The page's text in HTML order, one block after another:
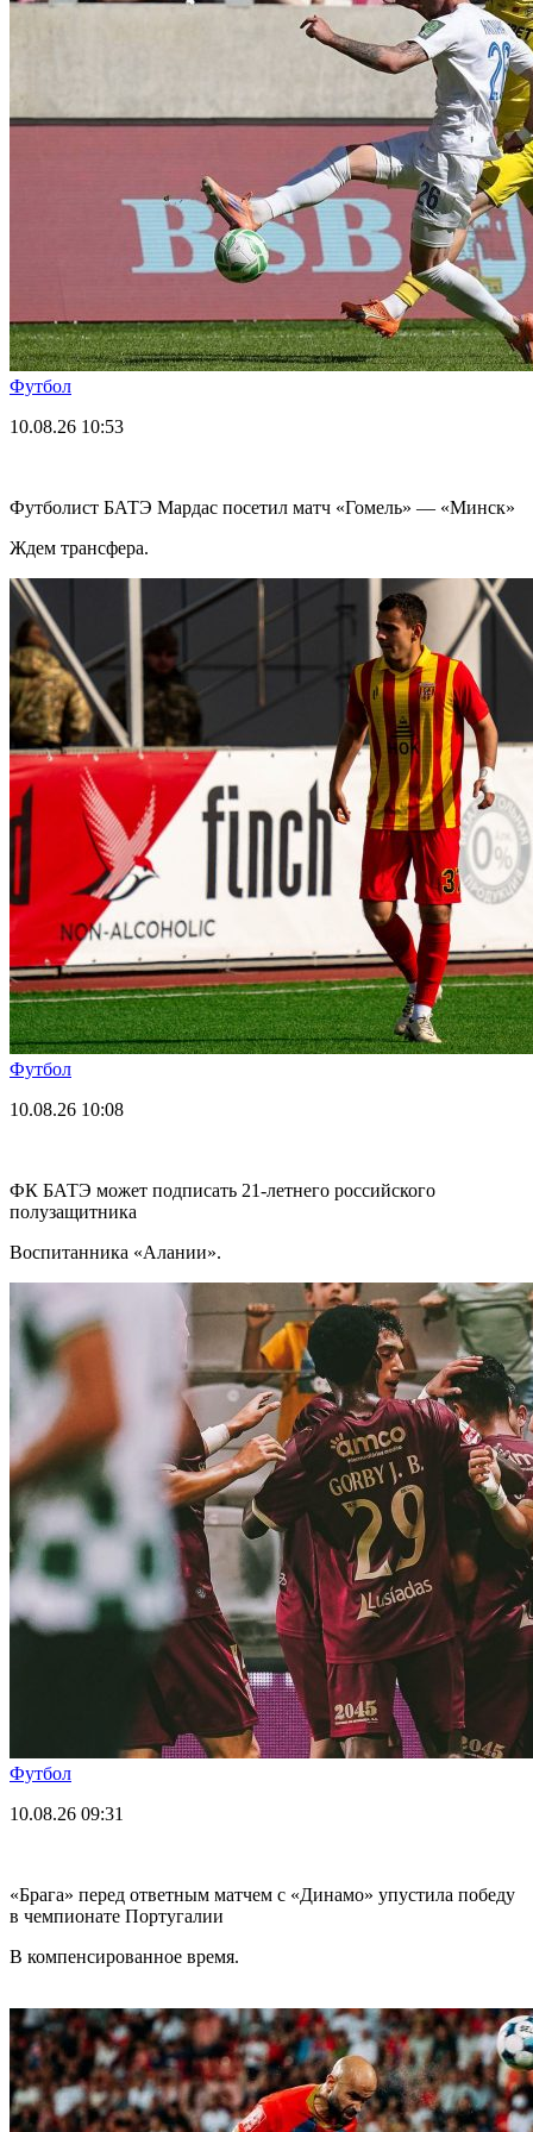
Футбол
10.08.26 10:53
Футболист БАТЭ Мардас посетил матч «Гомель» — «Минск»
Ждем трансфера.
Футбол
10.08.26 10:08
ФК БАТЭ может подписать 21-летнего российского
полузащитника
Воспитанника «Алании».
Футбол
10.08.26 09:31
«Брага» перед ответным матчем с «Динамо» упустила победу
в чемпионате Португалии
В компенсированное время.